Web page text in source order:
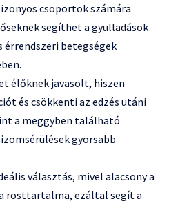
csoportok számára
segíthet a gyulladások
érrendszeri betegségek
élőknek javasolt, hiszen
és csökkenti az edzés utáni
a meggyben található
gyorsabb
választás, mivel alacsony a
rosttartalma, ezáltal segít a